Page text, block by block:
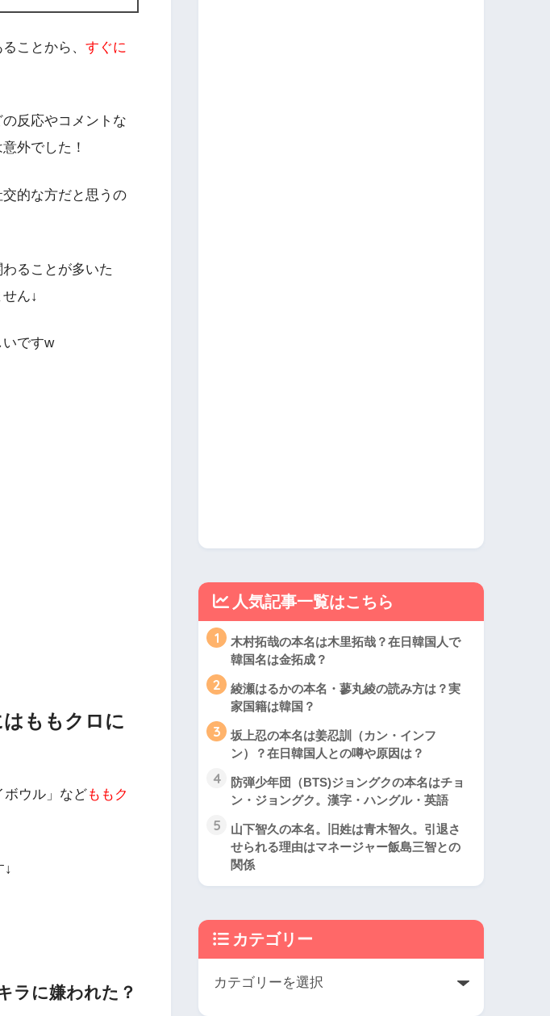
ことから、 すぐに
反応やコメントな
外でした！
的な方だと思うの
ることが多いた
せん↓
ですw
ももクロに
ボウル」などももク
↓
ラに嫌われた？
人気記事一覧はこちら
1
木村拓哉の本名は木里拓哉？在日韓国人で
韓国名は金拓成？
2
綾瀬はるかの本名・蓼丸綾の読み方は？実
家国籍は韓国？
3
坂上忍の本名は姜忍訓（カン・インフ
ン）？在日韓国人との噂や原因は？
4
防弾少年団（BTS)ジョングクの本名はチョ
ン・ジョングク。漢字・ハングル・英語
5
山下智久の本名。旧姓は青木智久。引退さ
せられる理由はマネージャー飯島三智との
関係
カテゴリー